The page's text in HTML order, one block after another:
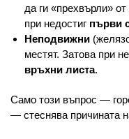
да ги «прехвърли»
при недостиг първи
Неподвижни
местят. Затова при
връхни листа.
Само този въпрос —
— стеснява причината